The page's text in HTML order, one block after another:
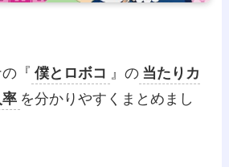
『 僕とロボコ 』の 当たりカ
を分かりやすくまとめまし